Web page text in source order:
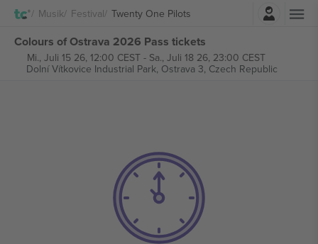
Musik Festival Twenty One PilotsEinloggen
Colours of Ostrava 2026 Pass tickets
Mi., Juli 15 26, 12:00 CEST- Sa., Juli 18 26, 23:00 CEST
Dolní Vítkovice Industrial Park, Ostrava 3, Czech Republic